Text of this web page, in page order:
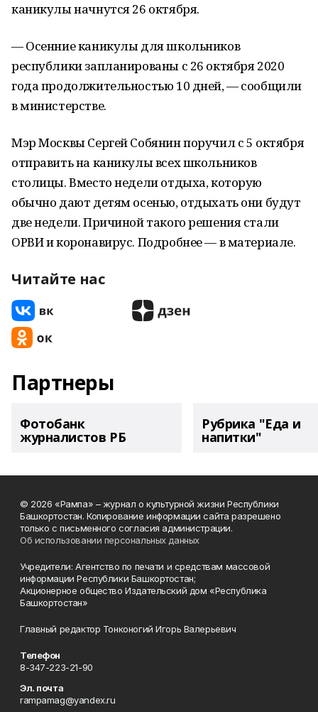
каникулы начнутся 26 октября.
— Осенние каникулы для школьников
республики запланированы с 26 октября 2020
года продолжительностью 10 дней, — сообщили
в министерстве.
Мэр Москвы Сергей Собянин поручил с 5 октября
отправить на каникулы всех школьников
столицы. Вместо недели отдыха, которую
обычно дают детям осенью, отдыхать они будут
две недели. Причиной такого решения стали
ОРВИ и коронавирус. Подробнее — в материале.
Читайте нас
Партнеры
Фотобанк
журналистов РБ
Рубрика "Еда и
напитки"
© 2026 «Рампа» – журнал о культурной жизни Республики
Башкортостан. Копирование информации сайта разрешено
только с письменного согласия администрации.
Об использовании персональных данных
Учредители: Агентство по печати и средствам массовой
информации Республики Башкортостан;
Акционерное общество Издательский дом «Республика
Башкортостан»
Главный редактор Тонконогий Игорь Валерьевич
Телефон
8-347-223-21-90
Эл. почта
rampamag@yandex.ru